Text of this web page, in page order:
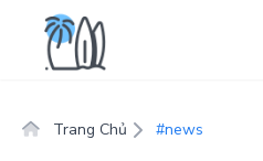
Trang Chủ #news